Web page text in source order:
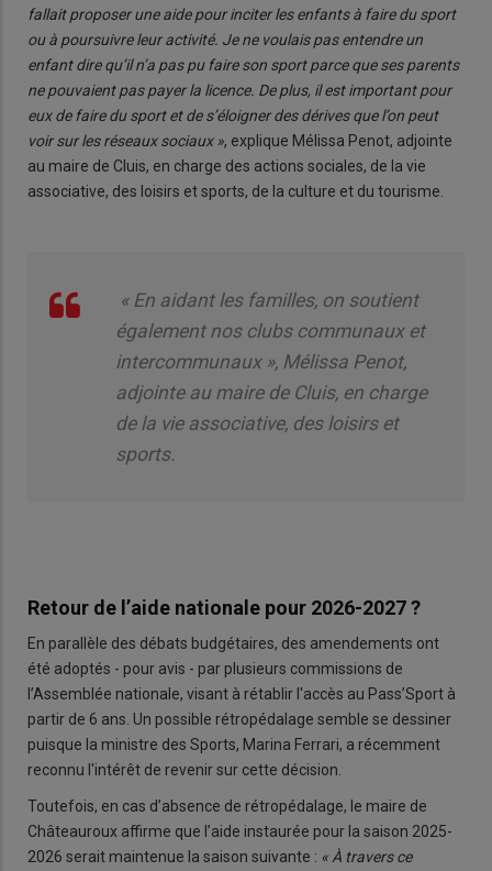
fallait proposer une aide pour inciter les enfants à faire du sport
ou à poursuivre leur activité. Je ne voulais pas entendre un
enfant dire qu’il n’a pas pu faire son sport parce que ses parents
ne pouvaient pas payer la licence. De plus, il est important pour
eux de faire du sport et de s’éloigner des dérives que l’on peut
voir sur les réseaux sociaux », explique Mélissa Penot, adjointe
au maire de Cluis, en charge des actions sociales, de la vie
associative, des loisirs et sports, de la culture et du tourisme.
« En aidant les familles, on soutient
également nos clubs communaux et
intercommunaux », Mélissa Penot,
adjointe au maire de Cluis, en charge
de la vie associative, des loisirs et
sports.
Retour de l’aide nationale pour 2026-2027 ?
En parallèle des débats budgétaires, des amendements ont
été adoptés - pour avis - par plusieurs commissions de
l’Assemblée nationale, visant à rétablir l'accès au Pass’Sport à
partir de 6 ans. Un possible rétropédalage semble se dessiner
puisque la ministre des Sports, Marina Ferrari, a récemment
reconnu l'intérêt de revenir sur cette décision.
Toutefois, en cas d’absence de rétropédalage, le maire de
Châteauroux affirme que l’aide instaurée pour la saison 2025-
2026 serait maintenue la saison suivante : « À travers ce